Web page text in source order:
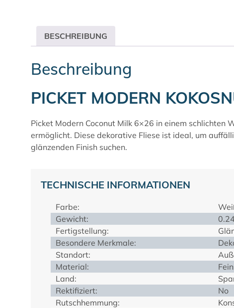
BESCHREIBUNG
Beschreibung
PICKET MODERN
Picket Modern Coconut Milk 6×26 in einem schlichten
ermöglicht. Diese dekorative Fliese ist ideal, um
glänzenden Finish suchen.
TECHNISCHE INFORMATIONEN
Farbe:
Gewicht:
Fertigstellung:
Besondere Merkmale:
Standort:
Material:
Land:
Rektifiziert:
No
Rutschhemmung: